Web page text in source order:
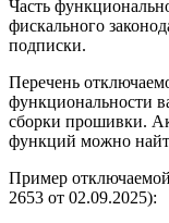
Часть
фискального
подписки.
Перечень
функциональности
сборки прошивки.
функций можно
Пример
2653 от 02.09.2025):